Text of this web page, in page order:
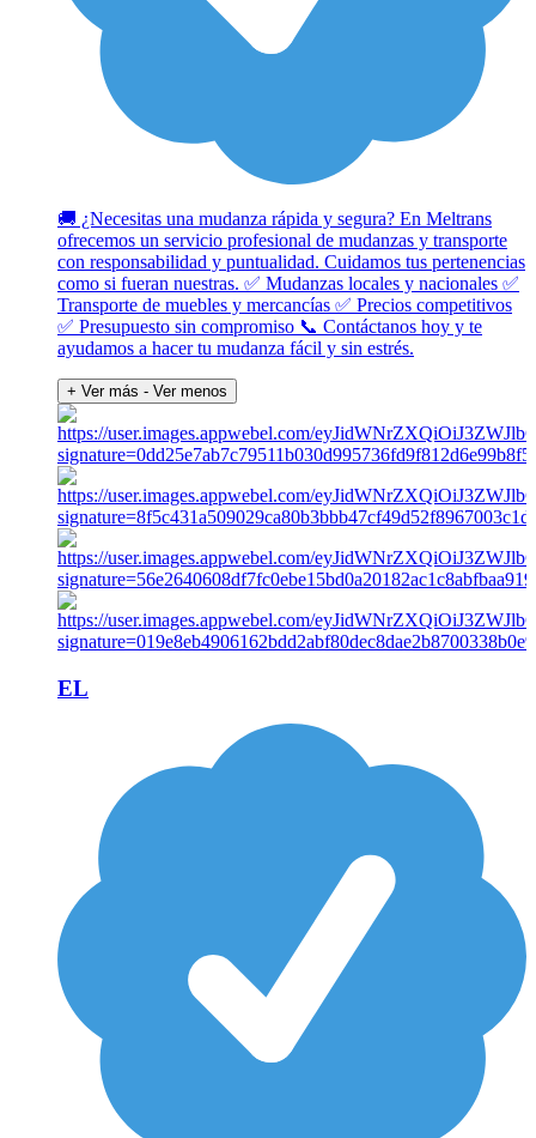
🚚 ¿Necesitas una mudanza rápida y segura? En Meltrans
ofrecemos un servicio profesional de mudanzas y transporte
con responsabilidad y puntualidad. Cuidamos tus pertenencias
como si fueran nuestras. ✅ Mudanzas locales y nacionales ✅
Transporte de muebles y mercancías ✅ Precios competitivos
✅ Presupuesto sin compromiso 📞 Contáctanos hoy y te
ayudamos a hacer tu mudanza fácil y sin estrés.
+ Ver más - Ver menos
EL